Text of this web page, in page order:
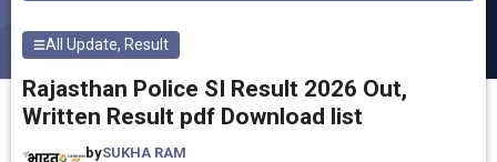
All Update, Result
Rajasthan Police SI Result 2026 Out,
Written Result pdf Download list
bySUKHA RAM